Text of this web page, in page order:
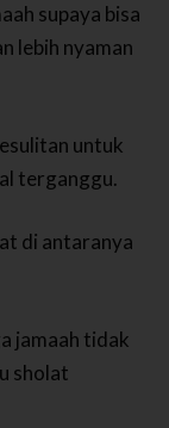
supaya bisa
lebih nyaman
untuk
terganggu.
di antaranya
jamaah tidak
sholat